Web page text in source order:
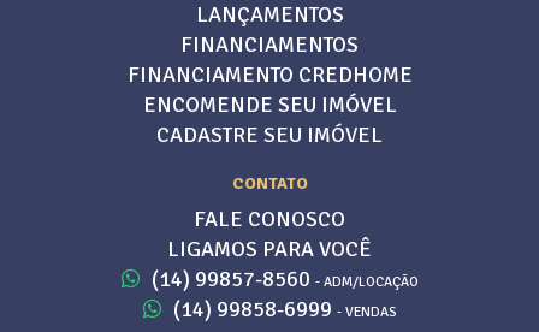
LANÇAMENTOS
FINANCIAMENTOS
FINANCIAMENTO CREDHOME
ENCOMENDE SEU IMÓVEL
CADASTRE SEU IMÓVEL
CONTATO
FALE CONOSCO
LIGAMOS PARA VOCÊ
(14) 99857-8560 - ADM/LOCAÇÃO
(14) 99858-6999 - VENDAS